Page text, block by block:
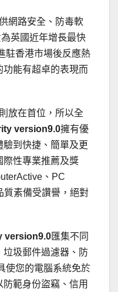
網路安全、防毒軟
英國近年增長最快
駐香港市場後反應熱
能有超卓的表現而
放在首位，所以全
version9.0擁有優
到快捷、簡單及更
際性專業推薦及獎
、PC
質素備受讚譽，絕對
version9.0匯集不同
垃圾郵件過濾器、防
使您的電腦系統免於
範身份盜竊、信用